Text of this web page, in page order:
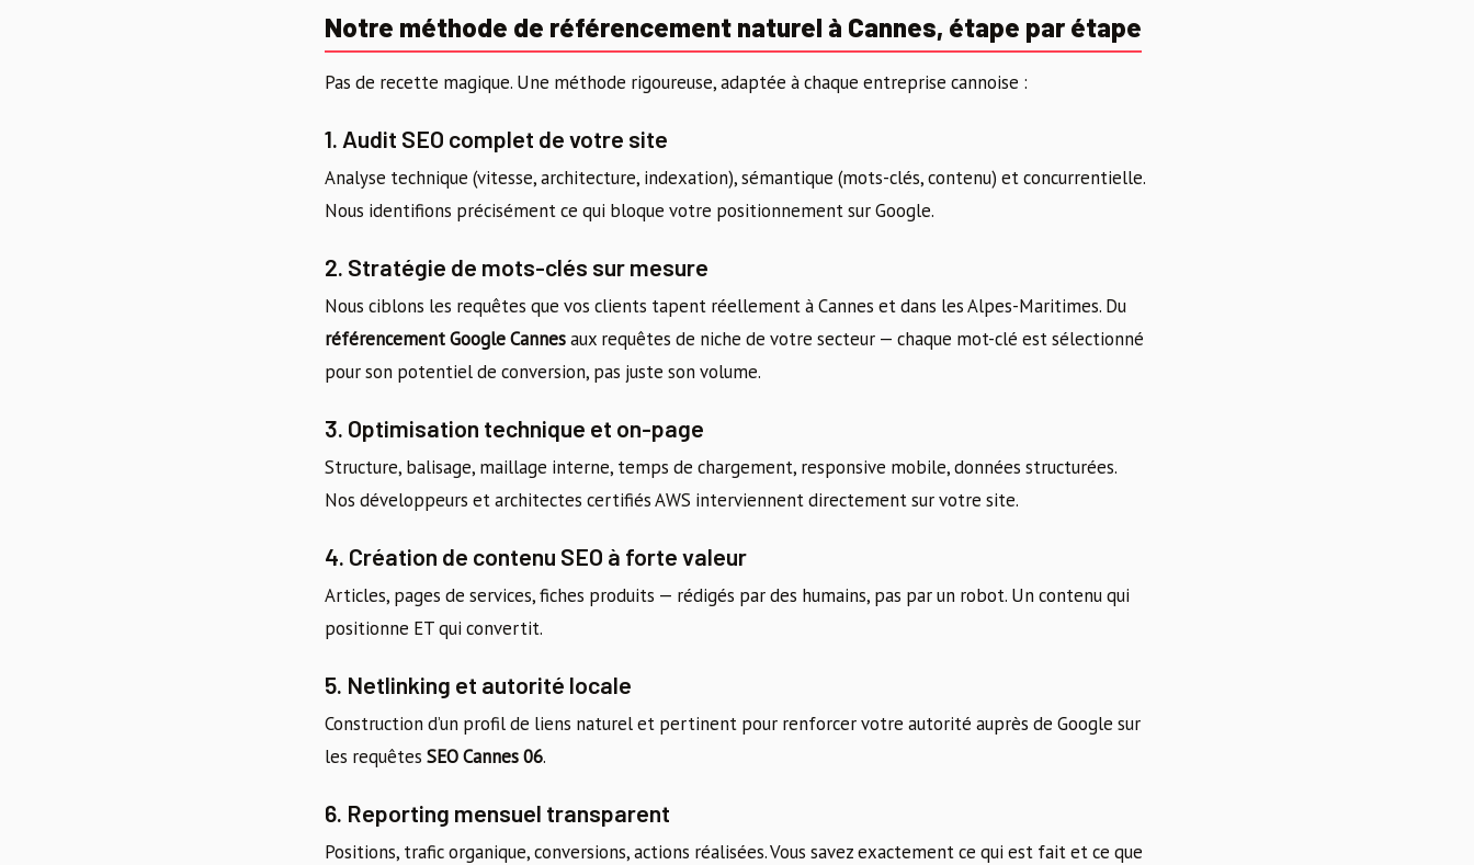
Notre méthode de référencement naturel à Cannes, étape par étape
Pas de recette magique. Une méthode rigoureuse, adaptée à chaque entreprise cannoise :
1. Audit SEO complet de votre site
Analyse technique (vitesse, architecture, indexation), sémantique (mots-clés, contenu) et concurrentielle.
Nous identifions précisément ce qui bloque votre positionnement sur Google.
2. Stratégie de mots-clés sur mesure
Nous ciblons les requêtes que vos clients tapent réellement à Cannes et dans les Alpes-Maritimes. Du
référencement Google Cannesaux requêtes de niche de votre secteur — chaque mot-clé est sélectionné
pour son potentiel de conversion, pas juste son volume.
3. Optimisation technique et on-page
Structure, balisage, maillage interne, temps de chargement, responsive mobile, données structurées.
Nos développeurs et architectes certifiés AWS interviennent directement sur votre site.
4. Création de contenu SEO à forte valeur
Articles, pages de services, fiches produits — rédigés par des humains, pas par un robot. Un contenu qui
positionne ET qui convertit.
5. Netlinking et autorité locale
Construction d’un profil de liens naturel et pertinent pour renforcer votre autorité auprès de Google sur
les requêtes SEO Cannes 06.
6. Reporting mensuel transparent
Positions, trafic organique, conversions, actions réalisées. Vous savez exactement ce qui est fait et ce que